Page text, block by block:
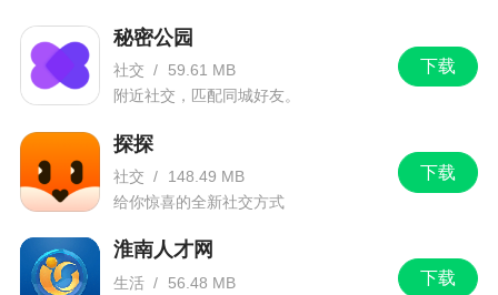
6、随时都能进行不错的阅读，一般所有的资源
都是全本提供的
1、满足不同人群的追书需求。软件还能够按照
用户的阅读喜好进行智能推荐，不错过各种精彩内
容。随时保存阅读进程，更新即刻知晓
2、极简印象全新卡片式简约时尚二次元设计，
下载
秘密公园
社交 /
59.61 MB
附近社交，匹配同城好友。
下载
探探
社交 /
148.49 MB
给你惊喜的全新社交方式
下载
淮南人才网
生活 /
56.48 MB